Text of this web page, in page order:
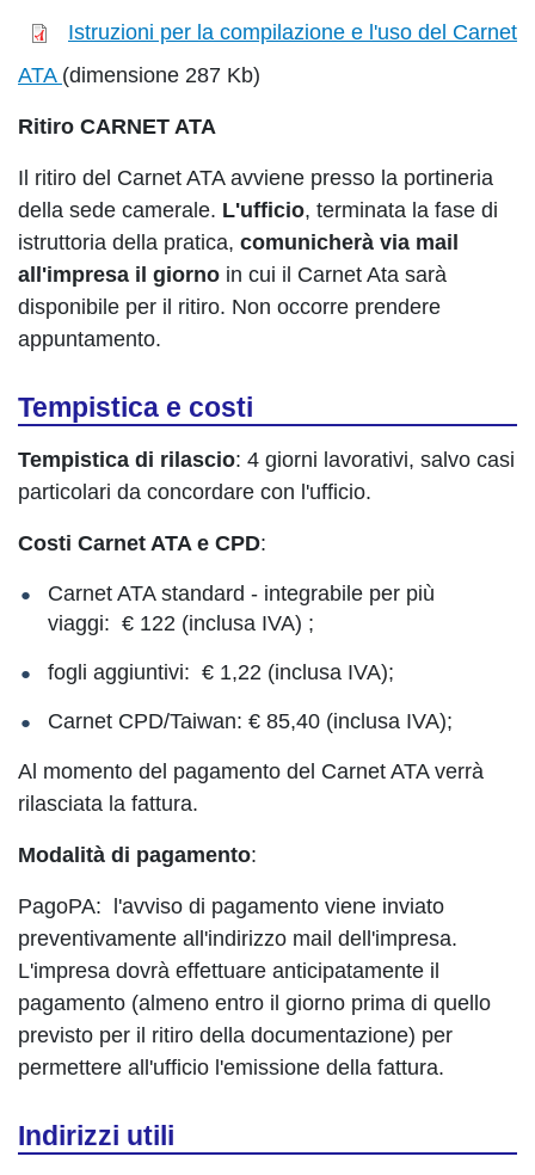
Istruzioni per la compilazione e l'uso del Carnet
ATA (dimensione 287 Kb)
Ritiro CARNET ATA
Il ritiro del Carnet ATA avviene presso la portineria
della sede camerale. L'ufficio, terminata la fase di
istruttoria della pratica, comunicherà via mail
all'impresa il giorno in cui il Carnet Ata sarà
disponibile per il ritiro. Non occorre prendere
appuntamento.
Tempistica e costi
Tempistica di rilascio: 4 giorni lavorativi, salvo casi
particolari da concordare con l'ufficio.
Costi Carnet ATA e CPD:
Carnet ATA standard - integrabile per più
viaggi: € 122 (inclusa IVA) ;
fogli aggiuntivi: € 1,22 (inclusa IVA);
Carnet CPD/Taiwan: € 85,40 (inclusa IVA);
Al momento del pagamento del Carnet ATA verrà
rilasciata la fattura.
Modalità di pagamento:
PagoPA: l'avviso di pagamento viene inviato
preventivamente all'indirizzo mail dell'impresa.
L'impresa dovrà effettuare anticipatamente il
pagamento (almeno entro il giorno prima di quello
previsto per il ritiro della documentazione) per
permettere all'ufficio l'emissione della fattura.
Indirizzi utili